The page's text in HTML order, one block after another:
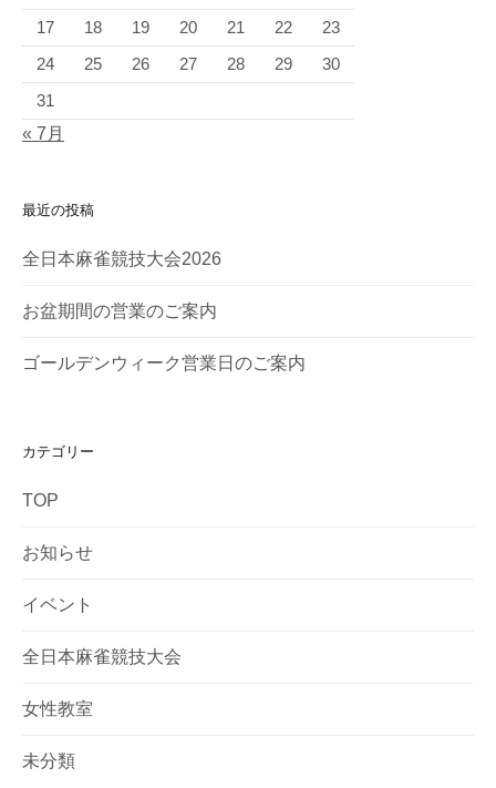
17 18 19 20 21 22 23
24 25 26 27 28 29 30
31
« 7月
最近の投稿
全日本麻雀競技大会2026
お盆期間の営業のご案内
ゴールデンウィーク営業日のご案内
カテゴリー
TOP
お知らせ
イベント
全日本麻雀競技大会
女性教室
未分類